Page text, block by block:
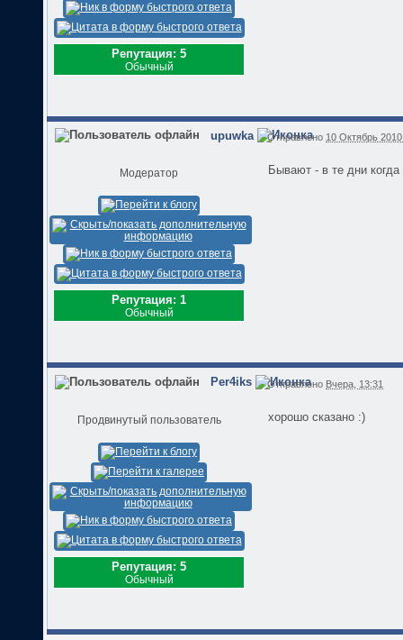
Репутация: 5
Обычный
upuwka
Модератор
Репутация: 1
Обычный
Отправлено 10 Октябрь
Бывают - в те дни
Per4iks
Продвинутый пользователь
Репутация: 5
Обычный
Отправлено Вчера, 13:31
хорошо сказано :)